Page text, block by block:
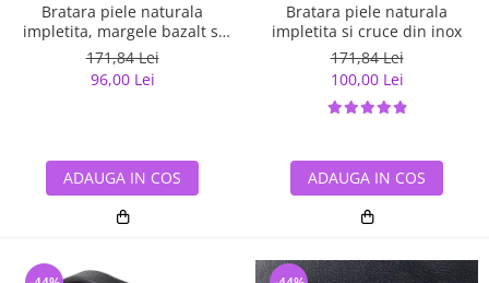
Bratara piele naturala
impletita, margele bazalt si
elemente din inox
171,84 Lei
96,00 Lei
ADAUGA IN COS
Bratara piele naturala
impletita si cruce din inox
171,84 Lei
100,00 Lei
ADAUGA IN COS